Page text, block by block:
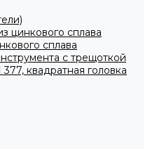
цинкового сплава
сплава
с трещоткой
квадратная головка